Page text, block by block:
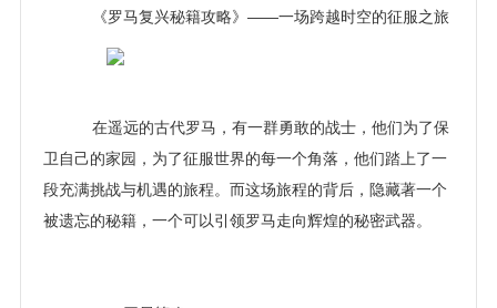
《罗马复兴秘籍攻略》——一场跨越时空的征服之旅
在遥远的古代罗马，有一群勇敢的战士，他们为了保
卫自己的家园，为了征服世界的每一个角落，他们踏上了一
段充满挑战与机遇的旅程。而这场旅程的背后，隐藏著一个
被遗忘的秘籍，一个可以引领罗马走向辉煌的秘密武器。